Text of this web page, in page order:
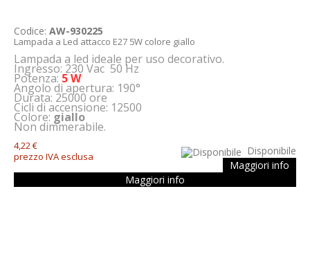
Codice: AW-930225
Lampada a Led attacco E27 5W colore giallo
Lampada a led ideale per uso decorativo.
Ingresso: 230 Vac 50 Hz
Potenza: 5 W
Angolo di apertura: 190°
Durata: 25000 ore
Cicli di accensione: 12500
Colore: giallo
Non dimmerabile.
4,22 €
prezzo IVA esclusa
Disponibile
Maggiori info
Maggiori info